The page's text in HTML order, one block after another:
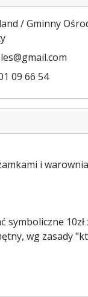
/ Gminny
09 66 54
i
10zł
wg zasady